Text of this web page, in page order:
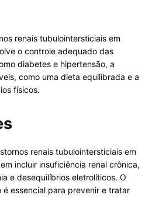
renais tubulointersticiais em
o controle adequado das
diabetes e hipertensão, a
como uma dieta equilibrada e a
físicos.
renais tubulointersticiais em
incluir insuficiência renal crônica,
e desequilíbrios eletrolíticos. O
essencial para prevenir e tratar